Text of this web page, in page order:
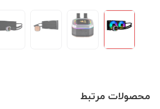
محصولات مرتبط